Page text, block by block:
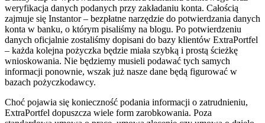
weryfikacja danych podanych przy zakładaniu konta. Całością
zajmuje się Instantor – bezpłatne narzędzie do potwierdzania danych
konta w banku, o którym pisaliśmy na blogu. Po potwierdzeniu
danych oficjalnie zostaliśmy dopisani do bazy klientów ExtraPortfel
– każda kolejna pożyczka będzie miała szybką i prostą ścieżkę
wnioskowania. Nie będziemy musieli podawać tych samych
informacji ponownie, wszak już nasze dane będą figurować w
bazach pożyczkodawcy.
Choć pojawia się konieczność podania informacji o zatrudnieniu,
ExtraPortfel dopuszcza wiele form zarobkowania. Poza